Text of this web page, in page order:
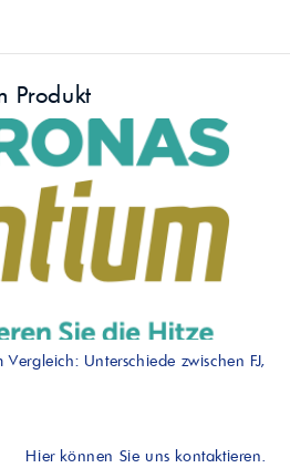
Produkt
Unterschiede zwischen FJ,
Hier können Sie uns kontaktieren.